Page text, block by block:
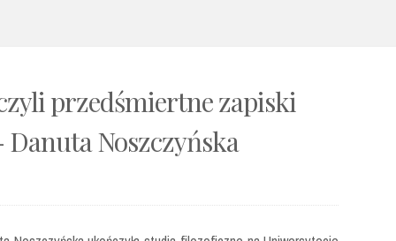
przedśmiertne zapiski
Noszczyńska